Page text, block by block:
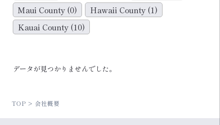
Maui County (0) Hawaii County (1)
Kauai County (10)
データが見つかりませんでした。
TOP 会社概要